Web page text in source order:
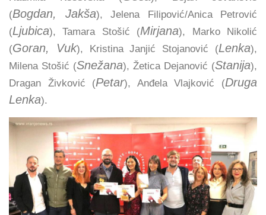
(Bogdan, Jakša), Jelena Filipović/Anica Petrović
(Ljubica), Tamara Stošić (Mirjana), Marko Nikolić
(Goran, Vuk), Kristina Janjić Stojanović (Lenka),
Milena Stošić (Snežana), Žetica Dejanović (Stanija),
Dragan Živković (Petar), Anđela Vlajković (Druga
Lenka).